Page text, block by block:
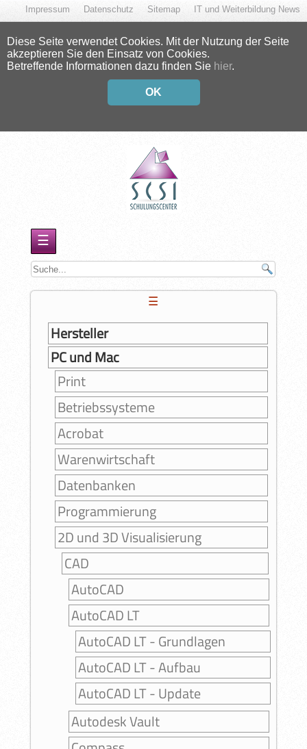
IT und Weiterbildung News
Sitemap
Datenschutz
Impressum
Diese Seite verwendet Cookies. Mit der Nutzung der Seite
akzeptieren Sie den Einsatz von Cookies.
Betreffende Informationen dazu finden Sie hier.
OK
☰
☰
Hersteller
PC und Mac
Print
Betriebssysteme
Acrobat
Warenwirtschaft
Datenbanken
Programmierung
2D und 3D Visualisierung
CAD
AutoCAD
AutoCAD LT
AutoCAD LT - Grundlagen
AutoCAD LT - Aufbau
AutoCAD LT - Update
Autodesk Vault